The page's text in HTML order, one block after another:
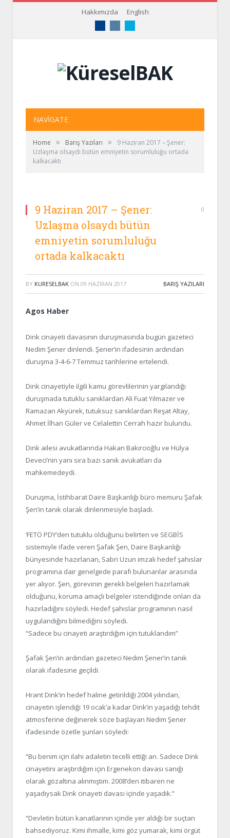
Hakkımızda English
NAVIGATE
Home » Barış Yazıları »
9 Haziran 2017 – Şener:
Uzlaşma olsaydı bütün emniyetin sorumluluğu ortada
kalkacaktı
9 Haziran 2017 – Şener:
Uzlaşma olsaydı bütün
emniyetin sorumluluğu
ortada kalkacaktı
0
BY KURESELBAK ON 09 HAZIRAN 2017 BARIŞ YAZILARI
Agos Haber
Dink cinayeti davasının duruşmasında bugün gazeteci
Nedim Şener dinlendi. Şener’in ifadesinin ardından
duruşma 3-4-6-7 Temmuz tarihlerine ertelendi.
Dink cinayetiyle ilgili kamu görevlilerinin yargılandığı
duruşmada tutuklu sanıklardan Ali Fuat Yılmazer ve
Ramazan Akyürek, tutuksuz sanıklardan Reşat Altay,
Ahmet İlhan Güler ve Celalettin Cerrah hazır bulundu.
Dink ailesi avukatlarında Hakan Bakırcıoğlu ve Hülya
Deveci’nin yanı sıra bazı sanık avukatları da
mahkemedeydi.
Duruşma, İstihbarat Daire Başkanlığı büro memuru Şafak
Şen’in tanık olarak dinlenmesiyle başladı.
‘FETÖ PDY’den tutuklu olduğunu belirten ve SEGBİS
sistemiyle ifade veren Şafak Şen, Daire Başkanlığı
bünyesinde hazırlanan, Sabri Uzun imzalı hedef şahıslar
programına dair genelgede parafı bulunanlar arasında
yer alıyor. Şen, görevinin gerekli belgeleri hazırlamak
olduğunu, koruma amaçlı belgeler istendiğinde onları da
hazırladığını söyledi. Hedef şahıslar programının nasıl
uygulandığını bilmediğini söyledi.
“Sadece bu cinayeti araştırdığım için tutuklandım”
Şafak Şen’in ardından gazeteci Nedim Şener’in tanık
olarak ifadesine geçildi.
Hrant Dink’in hedef haline getirildiği 2004 yılından,
cinayetin işlendiği 19 ocak’a kadar Dink’in yaşadığı tehdit
atmosferine değinerek söze başlayan Nedim Şener
ifadesinde özetle şunları söyledi:
“Bu benim için ilahi adaletin tecelli ettiği an. Sadece Dink
cinayetini araştırdığım için Ergenekon davası sanığı
olarak gözaltına alınmıştım. 2008’den itibaren ne
yaşadıysak Dink cinayeti davası içinde yaşadık.”
“Devletin bütün kanatlarının içinde yer aldığı bir suçtan
bahsediyoruz. Kimi ihmalle, kimi göz yumarak, kimi örgüt